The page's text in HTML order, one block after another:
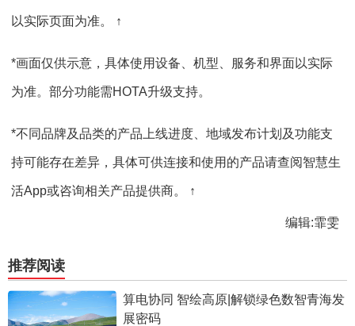
以实际页面为准。 ↑
*画面仅供示意，具体使用设备、机型、服务和界面以实际
为准。部分功能需HOTA升级支持。
*不同品牌及品类的产品上线进度、地域发布计划及功能支
持可能存在差异，具体可供连接和使用的产品请查阅智慧生
活App或咨询相关产品提供商。 ↑
编辑:霏雯
推荐阅读
算电协同 智绘高原|解锁绿色数智青海发
展密码